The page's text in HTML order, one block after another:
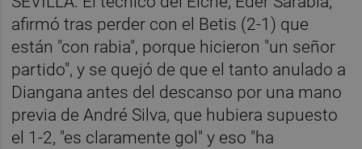
afirmó tras perder con el Betis (2-1) que
están "con rabia", porque hicieron "un señor
partido", y se quejó de que el tanto anulado a
Diangana antes del descanso por una mano
previa de André Silva, que hubiera supuesto
el 1-2, "es claramente gol" y eso "ha